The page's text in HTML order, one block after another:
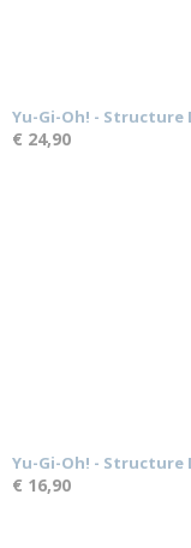
Yu-Gi-Oh! - Structure
€ 24,90
Yu-Gi-Oh! - Structure
€ 16,90